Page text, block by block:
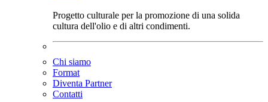
Progetto culturale per la promozione di una solida
cultura dell'olio e di altri condimenti.
Chi siamo
Format
Diventa Partner
Contatti